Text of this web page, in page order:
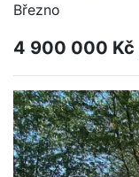
Březno
4 900 000 Kč